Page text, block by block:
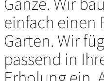
einfach einen
Garten. Wir
passend in